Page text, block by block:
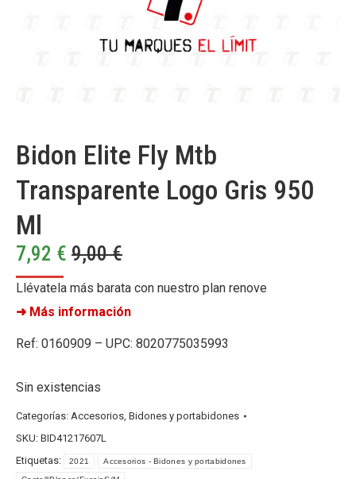
Bidon Elite Fly Mtb
Transparente Logo Gris 950
Ml
7,92 € 9,00€
Llévatela más barata con nuestro plan renove
➜ Más información
Ref: 0160909 – UPC: 8020775035993
Sin existencias
Categorías: Accesorios, Bidones y portabidones
SKU: BID41217607L
Etiquetas:
2021 Accesorios - Bidones y portabidones